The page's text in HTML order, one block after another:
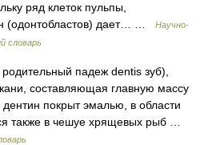
ряд клеток пульпы,
(одонтобластов) дает… …
Научно-
словарь
падеж dentis зуб),
составляющая главную массу
дентин покрыт эмалью, в области
также в чешуе хрящевых рыб …